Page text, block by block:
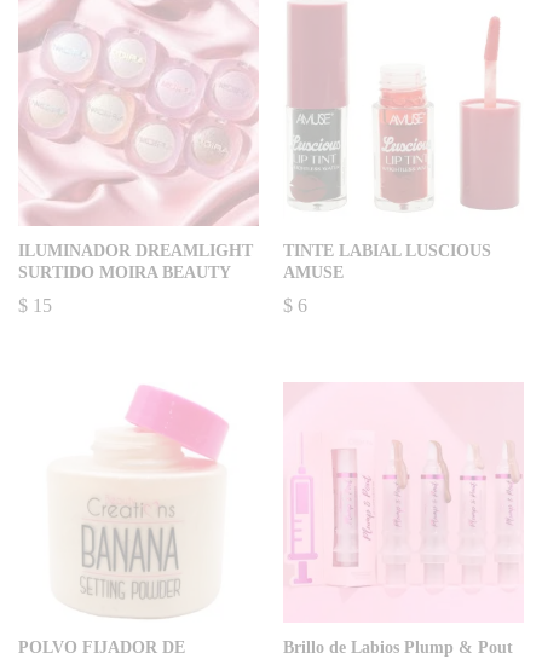
ILUMINADOR DREAMLIGHT
SURTIDO MOIRA BEAUTY
$ 15
TINTE LABIAL LUSCIOUS
AMUSE
$ 6
POLVO FIJADOR DE
Brillo de Labios Plump & Pout